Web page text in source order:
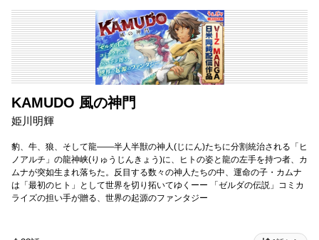
KAMUDO 風の神門
姫川明輝
豹、牛、狼、そして龍――半人半獣の神人(じにん)たちに分割統治される「ヒ
ノアルチ」の龍神峡(りゅうじんきょう)に、ヒトの姿と龍の左手を持つ者、カ
ムナが突如生まれ落ちた。反目する数々の神人たちの中、運命の子・カムナ
は「最初のヒト」として世界を切り拓いてゆくーー 「ゼルダの伝説」コミカ
ライズの担い手が贈る、世界の起源のファンタジー